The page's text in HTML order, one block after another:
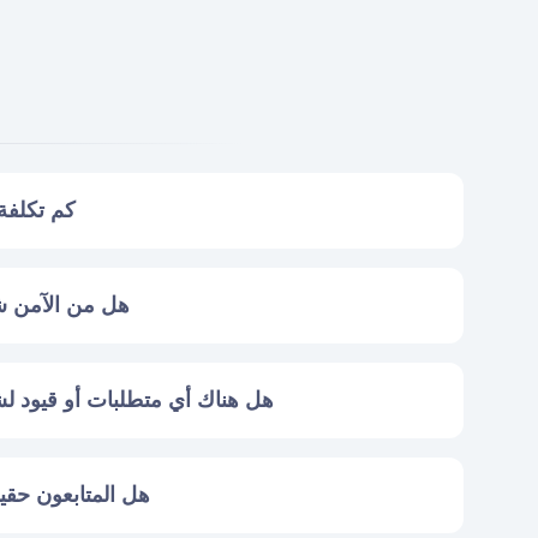
كم تكلفة 1000 متابع على
هل من الآمن
هل هناك أي متطلبات أو قيود
هل المتابعون